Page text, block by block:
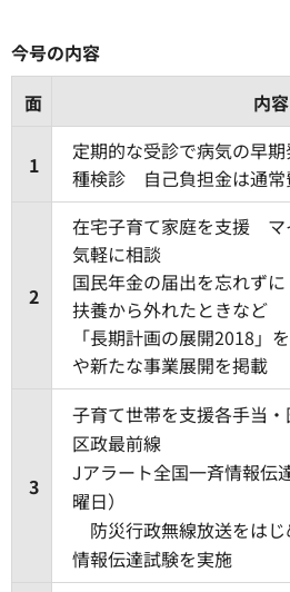
今号の内容
面
内容
1
定期的な受診で病気の早
種検診 自己負担金は通常
2
在宅子育て家庭を支援 マ
気軽に相談
国民年金の届出を忘れず
扶養から外れたときなど
「長期計画の展開2018
や新たな事業展開を掲載
3
子育て世帯を支援各手当
区政最前線
Jアラート全国一斉情報
曜日）
防災行政無線放送をは
情報伝達試験を実施